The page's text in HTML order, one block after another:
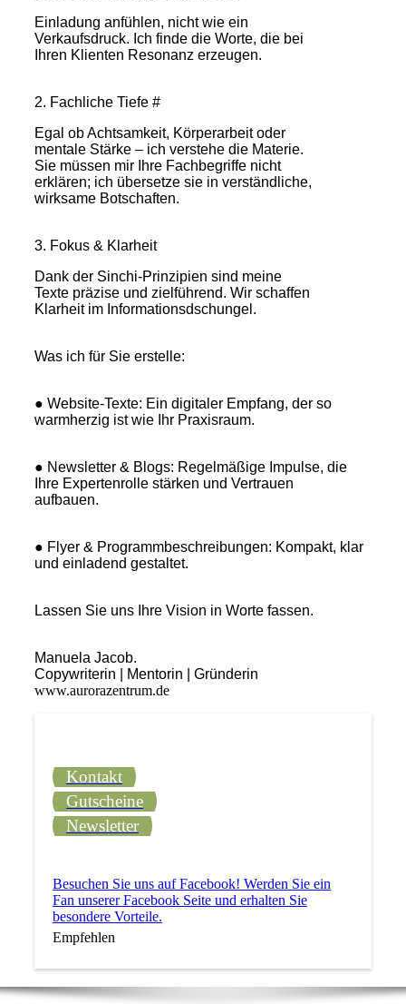
Einladung anfühlen, nicht wie ein
Verkaufsdruck. Ich finde die Worte, die bei
Ihren Klienten Resonanz erzeugen.
2. Fachliche Tiefe #
Egal ob Achtsamkeit, Körperarbeit oder
mentale Stärke – ich verstehe die Materie.
Sie müssen mir Ihre Fachbegriffe nicht
erklären; ich übersetze sie in verständliche,
wirksame Botschaften.
3. Fokus & Klarheit
Dank der Sinchi-Prinzipien sind meine
Texte präzise und zielführend. Wir schaffen
Klarheit im Informationsdschungel.
Was ich für Sie erstelle:
● Website-Texte: Ein digitaler Empfang, der so
warmherzig ist wie Ihr Praxisraum.
● Newsletter & Blogs: Regelmäßige Impulse, die
Ihre Expertenrolle stärken und Vertrauen
aufbauen.
● Flyer & Programmbeschreibungen: Kompakt, klar
und einladend gestaltet.
Lassen Sie uns Ihre Vision in Worte fassen.
Manuela Jacob.
Copywriterin | Mentorin | Gründerin
www.aurorazentrum.de
Kontakt
Gutscheine
Newsletter
Besuchen Sie uns auf Facebook! Werden Sie ein
Fan unserer Facebook Seite und erhalten Sie
besondere Vorteile.
Empfehlen